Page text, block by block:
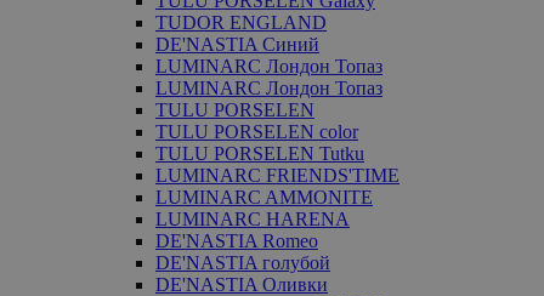
TUDOR ENGLAND
DE'NASTIA Синий
LUMINARC Лондон Топаз
LUMINARC Лондон Топаз
TULU PORSELEN
TULU PORSELEN color
TULU PORSELEN Tutku
LUMINARC FRIENDS'TIME
LUMINARC AMMONITE
LUMINARC HARENA
DE'NASTIA Romeo
DE'NASTIA голубой
DE'NASTIA Оливки